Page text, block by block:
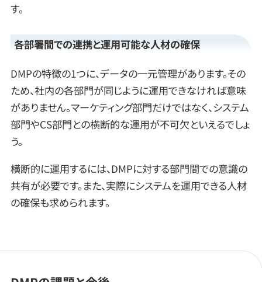
す。
各部署間での連携と運用可能な人材の確保
DMPの特徴の1つに、データの一元管理があります。その
ため、社内の各部門が同じように運用できなければ意味
がありません。マーケティング部門だけではなく、システム
部門やCS部門との横断的な運用が不可欠といえるでしょ
う。
横断的に運用するには、DMPに対する部門間での意識の
共有が必要です。また、実際にシステムを運用できる人材
の確保も求められます。